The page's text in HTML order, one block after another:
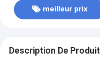
meilleur prix
Description De Produit